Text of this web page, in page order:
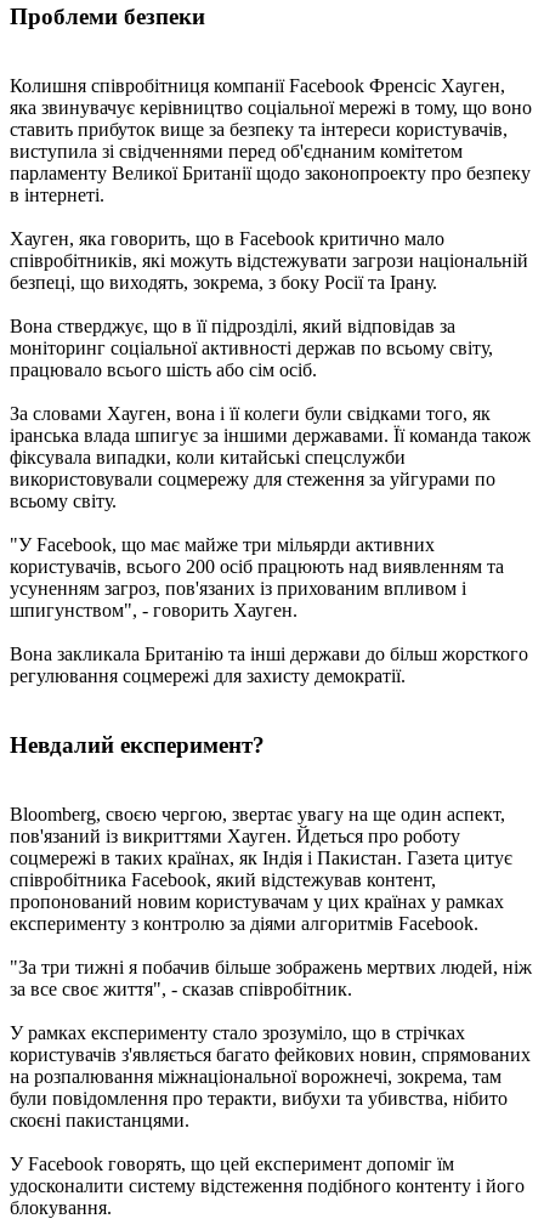
Проблеми безпеки
Колишня співробітниця компанії Facebook Френсіс Хауген,
яка звинувачує керівництво соціальної мережі в тому, що воно
ставить прибуток вище за безпеку та інтереси користувачів,
виступила зі свідченнями перед об'єднаним комітетом
парламенту Великої Британії щодо законопроекту про безпеку
в інтернеті.
Хауген, яка говорить, що в Facebook критично мало
співробітників, які можуть відстежувати загрози національній
безпеці, що виходять, зокрема, з боку Росії та Ірану.
Вона стверджує, що в її підрозділі, який відповідав за
моніторинг соціальної активності держав по всьому світу,
працювало всього шість або сім осіб.
За словами Хауген, вона і її колеги були свідками того, як
іранська влада шпигує за іншими державами. Її команда також
фіксувала випадки, коли китайські спецслужби
використовували соцмережу для стеження за уйгурами по
всьому світу.
"У Facebook, що має майже три мільярди активних
користувачів, всього 200 осіб працюють над виявленням та
усуненням загроз, пов'язаних із прихованим впливом і
шпигунством", - говорить Хауген.
Вона закликала Британію та інші держави до більш жорсткого
регулювання соцмережі для захисту демократії.
Невдалий експеримент?
Bloomberg, своєю чергою, звертає увагу на ще один аспект,
пов'язаний із викриттями Хауген. Йдеться про роботу
соцмережі в таких країнах, як Індія і Пакистан. Газета цитує
співробітника Facebook, який відстежував контент,
пропонований новим користувачам у цих країнах у рамках
експерименту з контролю за діями алгоритмів Facebook.
"За три тижні я побачив більше зображень мертвих людей, ніж
за все своє життя", - сказав співробітник.
У рамках експерименту стало зрозуміло, що в стрічках
користувачів з'являється багато фейкових новин, спрямованих
на розпалювання міжнаціональної ворожнечі, зокрема, там
були повідомлення про теракти, вибухи та убивства, нібито
скоєні пакистанцями.
У Facebook говорять, що цей експеримент допоміг їм
удосконалити систему відстеження подібного контенту і його
блокування.